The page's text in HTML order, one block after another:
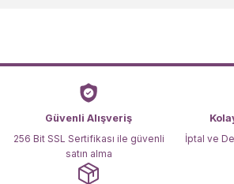
Ürün açıklamasında eksik bilgiler
Ürün bilgilerinde hatalar bulunuyor.
Ürün fiyatı diğer sitelerden daha pahalı.
Bu ürüne benzer farklı alternatifler olmalı.
Güvenli Alışveriş
256 Bit SSL Sertifikası ile güvenli
satın alma
İptal ve